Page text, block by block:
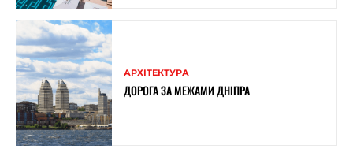
АРХІТЕКТУРА
ДОРОГА ЗА МЕЖАМИ ДНІПРА